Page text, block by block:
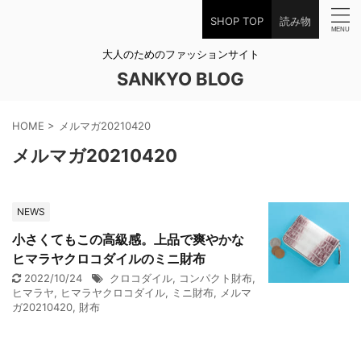
SHOP TOP 読み物
大人のためのファッションサイト
SANKYO BLOG
HOME > メルマガ20210420
メルマガ20210420
NEWS
小さくてもこの高級感。上品で爽やかな
ヒマラヤクロコダイルのミニ財布
2022/10/24 クロコダイル, コンパクト財布,
ヒマラヤ, ヒマラヤクロコダイル, ミニ財布, メルマ
ガ20210420, 財布